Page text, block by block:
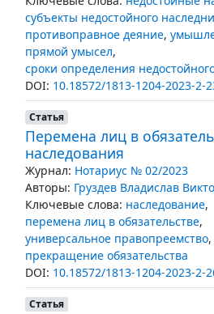
субъекты недостойного
противоправное деяние,
прямой умысел,
сроки определения
DOI: 10.18572/1813-1204-2023-2-
Статья
Перемена лиц в
наследования
Журнал: Нотариус № 02/2023
Авторы: Груздев Владислав
Ключевые слова: наследование,
перемена лиц в обязательстве,
универсальное правопреемство,
прекращение обязательства
DOI: 10.18572/1813-1204-2023-2-
Статья